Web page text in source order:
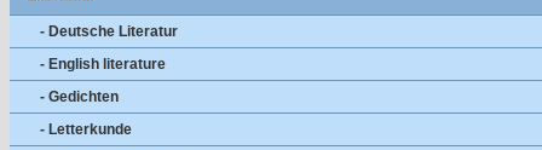
- Deutsche Literatur
- English literature
- Gedichten
- Letterkunde